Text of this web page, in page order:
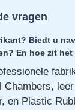
vragen
Biedt u
En hoe zit
Chambers,
en Plastic